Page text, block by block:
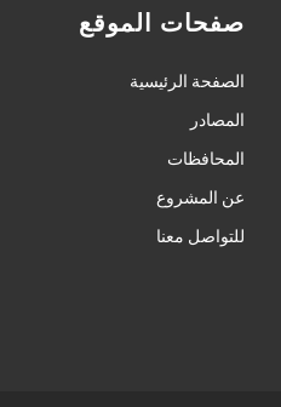
صفحات الموقع
الصفحة الرئيسية
المصادر
المحافظات
عن المشروع
للتواصل معنا